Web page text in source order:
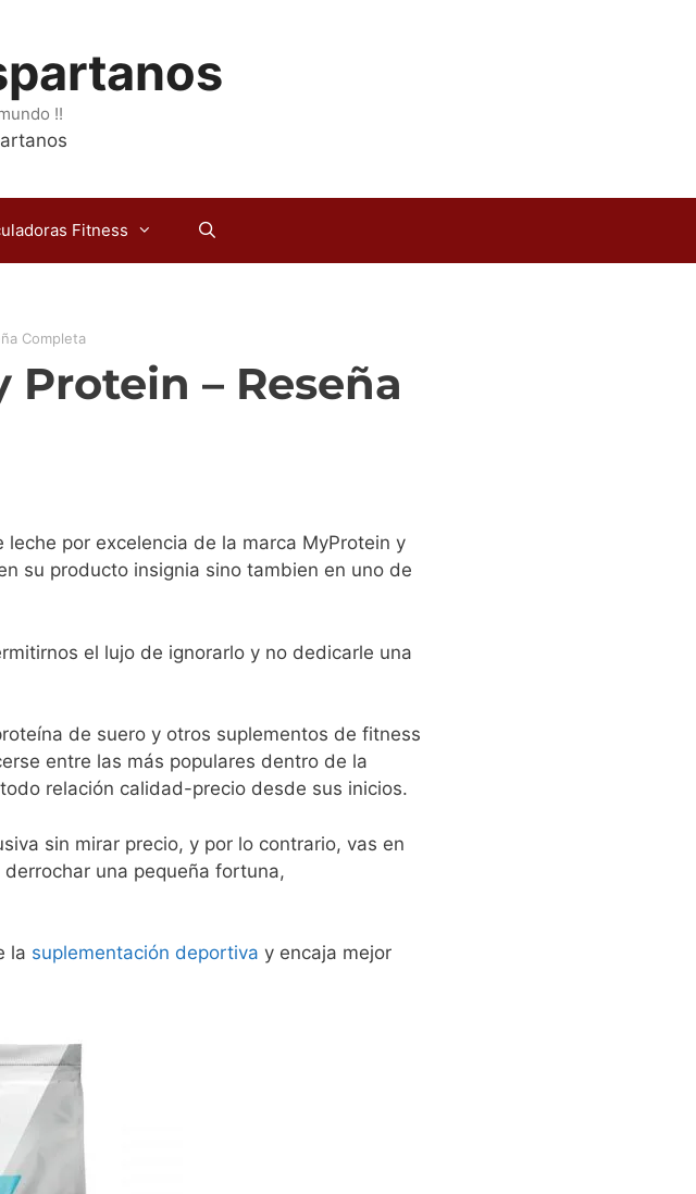
!!
Fitness
Completa
– Reseña
por excelencia de la marca MyProtein y
su producto insignia sino tambien en uno de
el lujo de ignorarlo y no dedicarle una
de suero y otros suplementos de fitness
entre las más populares dentro de la
relación calidad-precio desde sus inicios.
sin mirar precio, y por lo contrario, vas en
una pequeña fortuna,
la suplementación deportiva y encaja mejor